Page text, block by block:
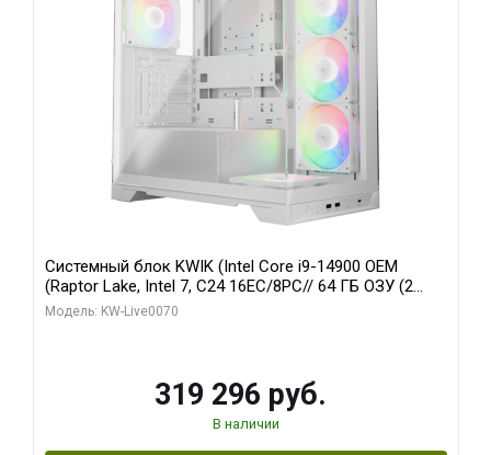
Системный блок KWIK (Intel Core i9-14900 OEM
(Raptor Lake, Intel 7, C24 16EC/8PC// 64 ГБ ОЗУ (2
модуля)/ Gigabyte RTX5080 XTREME WATERFORCE
Модель: KW-Live0070
319 296 руб.
В наличии